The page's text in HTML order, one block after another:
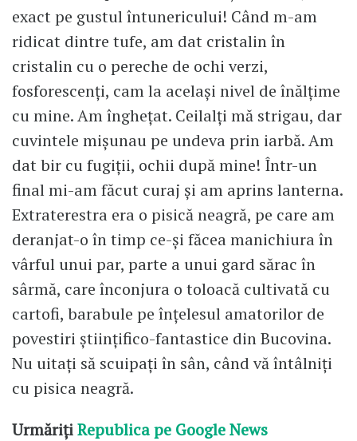
exact pe gustul întunericului! Când m-am
ridicat dintre tufe, am dat cristalin în
cristalin cu o pereche de ochi verzi,
fosforescenți, cam la același nivel de înălțime
cu mine. Am înghețat. Ceilalți mă strigau, dar
cuvintele mișunau pe undeva prin iarbă. Am
dat bir cu fugiții, ochii după mine! Într-un
final mi-am făcut curaj și am aprins lanterna.
Extraterestra era o pisică neagră, pe care am
deranjat-o în timp ce-și făcea manichiura în
vârful unui par, parte a unui gard sărac în
sârmă, care înconjura o toloacă cultivată cu
cartofi, barabule pe înțelesul amatorilor de
povestiri științifico-fantastice din Bucovina.
Nu uitați să scuipați în sân, când vă întâlniți
cu pisica neagră.
UrmărițiRepublica pe Google News